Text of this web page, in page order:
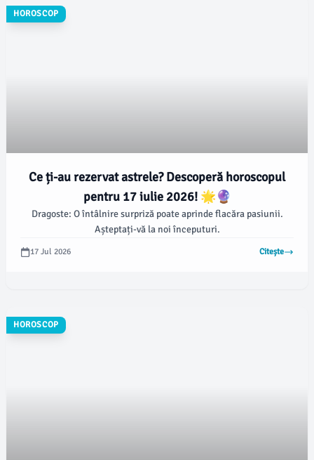
HOROSCOP
Ce ți-au rezervat astrele? Descoperă horoscopul
pentru 17 iulie 2026! 🌟🔮
Dragoste: O întâlnire surpriză poate aprinde flacăra pasiunii.
Așteptați-vă la noi începuturi.
17 Jul 2026 Citește
HOROSCOP